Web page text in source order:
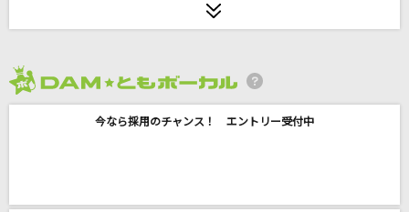
[生音]言えないよ
今なら採用のチャンス！ エントリー受付中